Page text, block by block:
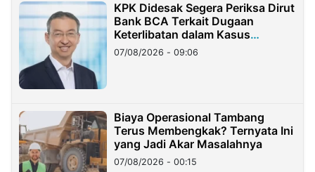
KPK Didesak Segera Periksa Dirut
Bank BCA Terkait Dugaan
Keterlibatan dalam Kasus
Hilangnya Dana Nasabah Rp2,58
Miliar
07/08/2026 - 09:06
Biaya Operasional Tambang
Terus Membengkak? Ternyata Ini
yang Jadi Akar Masalahnya
07/08/2026 - 00:15